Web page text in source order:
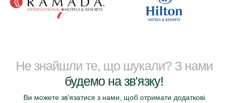
Не знайшли те, що шукали? З нами
будемо на зв'язку!
Ви можете зв'язатися з нами, щоб отримати додаткові